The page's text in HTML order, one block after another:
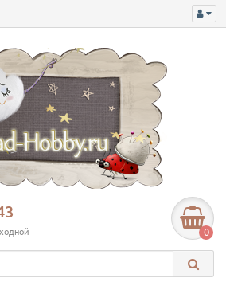
0